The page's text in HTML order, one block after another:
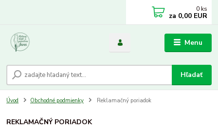
Menu
Hľadať
0 ks
za 0,00 EUR
Úvod Obchodné podmienky Reklamačný poriadok
REKLAMAČNÝ PORIADOK